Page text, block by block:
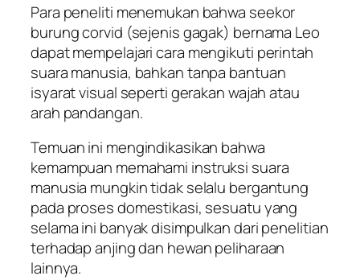
Para peneliti menemukan bahwa seekor
burung corvid (sejenis gagak) bernama Leo
dapat mempelajari cara mengikuti perintah
suara manusia, bahkan tanpa bantuan
isyarat visual seperti gerakan wajah atau
arah pandangan.
Temuan ini mengindikasikan bahwa
kemampuan memahami instruksi suara
manusia mungkin tidak selalu bergantung
pada proses domestikasi, sesuatu yang
selama ini banyak disimpulkan dari penelitian
terhadap anjing dan hewan peliharaan
lainnya.